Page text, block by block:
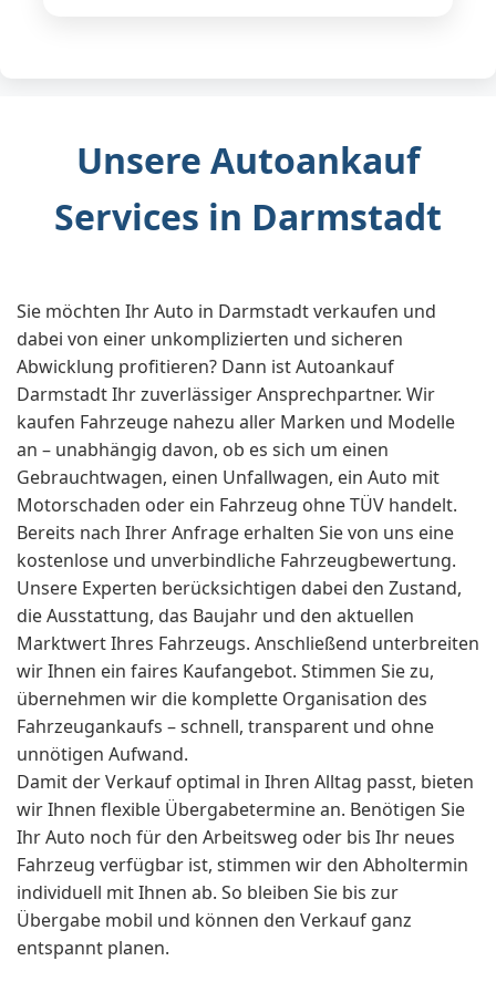
Unsere Autoankauf
Services in Darmstadt
Sie möchten Ihr Auto in Darmstadt verkaufen und
dabei von einer unkomplizierten und sicheren
Abwicklung profitieren? Dann ist Autoankauf
Darmstadt Ihr zuverlässiger Ansprechpartner. Wir
kaufen Fahrzeuge nahezu aller Marken und Modelle
an – unabhängig davon, ob es sich um einen
Gebrauchtwagen, einen Unfallwagen, ein Auto mit
Motorschaden oder ein Fahrzeug ohne TÜV handelt.
Bereits nach Ihrer Anfrage erhalten Sie von uns eine
kostenlose und unverbindliche Fahrzeugbewertung.
Unsere Experten berücksichtigen dabei den Zustand,
die Ausstattung, das Baujahr und den aktuellen
Marktwert Ihres Fahrzeugs. Anschließend unterbreiten
wir Ihnen ein faires Kaufangebot. Stimmen Sie zu,
übernehmen wir die komplette Organisation des
Fahrzeugankaufs – schnell, transparent und ohne
unnötigen Aufwand.
Damit der Verkauf optimal in Ihren Alltag passt, bieten
wir Ihnen flexible Übergabetermine an. Benötigen Sie
Ihr Auto noch für den Arbeitsweg oder bis Ihr neues
Fahrzeug verfügbar ist, stimmen wir den Abholtermin
individuell mit Ihnen ab. So bleiben Sie bis zur
Übergabe mobil und können den Verkauf ganz
entspannt planen.